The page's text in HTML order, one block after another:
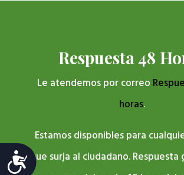
Accesibilidad
Respuesta 48
Le atendemos por correo
horas.
Estamos disponibles para
que surja al ciudadano.